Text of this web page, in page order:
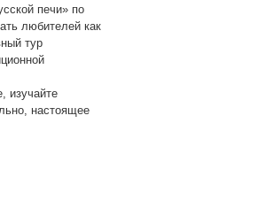
печи» по
любителей как
тур
изучайте
настоящее